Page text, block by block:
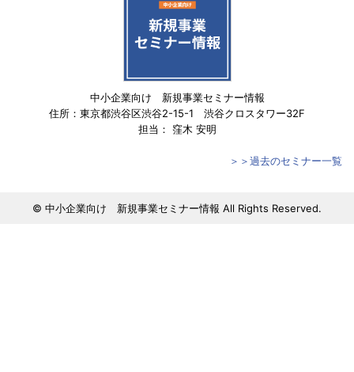
中小企業向け 新規事業セミナー情報
住所：東京都渋谷区渋谷2-15-1 渋谷クロスタワー32F
担当： 窪木 安明
＞＞過去のセミナー一覧
© 中小企業向け 新規事業セミナー情報 All Rights Reserved.